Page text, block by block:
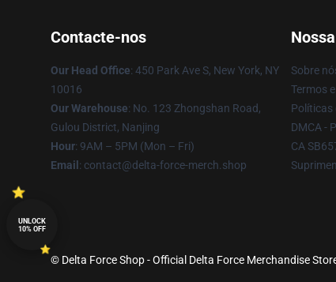
Contacte-nos
Our Head Office: 450 Park Ave S, New York, NY
10016
Our Warehouse: No. 123 Zhongshan Road,
Gulou District, Nanjing
Hour: 9AM – 5PM (Mon – Fri)
Email : contact@delta-force-merch.shop
Sobre
Termos
Políticas
DMCA -
CA
© Delta Force Shop - Official Delta Force Merchandise
UNLOCK
10% OFF